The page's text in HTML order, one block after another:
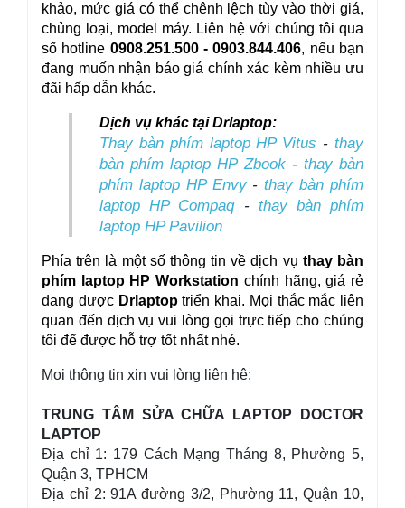
khảo, mức giá có thể chênh lệch tùy vào thời giá,
chủng loại, model máy. Liên hệ với chúng tôi qua
số hotline 0908.251.500 - 0903.844.406, nếu bạn
đang muốn nhận báo giá chính xác kèm nhiều ưu
đãi hấp dẫn khác.
Dịch vụ khác tại Drlaptop:
Thay bàn phím laptop HP Vitus - thay
bàn phím laptop HP Zbook - thay bàn
phím laptop HP Envy - thay bàn phím
laptop HP Compaq
- thay bàn phím
laptop HP Pavilion
Phía trên là một số thông tin về dịch vụ thay bàn
phím laptop HP Workstation chính hãng, giá rẻ
đang được Drlaptop triển khai. Mọi thắc mắc liên
quan đến dịch vụ vui lòng gọi trực tiếp cho chúng
tôi để được hỗ trợ tốt nhất nhé.
Mọi thông tin xin vui lòng liên hệ:
TRUNG TÂM SỬA CHỮA LAPTOP DOCTOR
LAPTOP
Địa chỉ 1: 179 Cách Mạng Tháng 8, Phường 5,
Quận 3, TPHCM
Địa chỉ 2: 91A đường 3/2, Phường 11, Quận 10,